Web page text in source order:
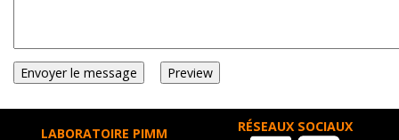
LABORATOIRE PIMM RÉSEAUX SOCIAUX